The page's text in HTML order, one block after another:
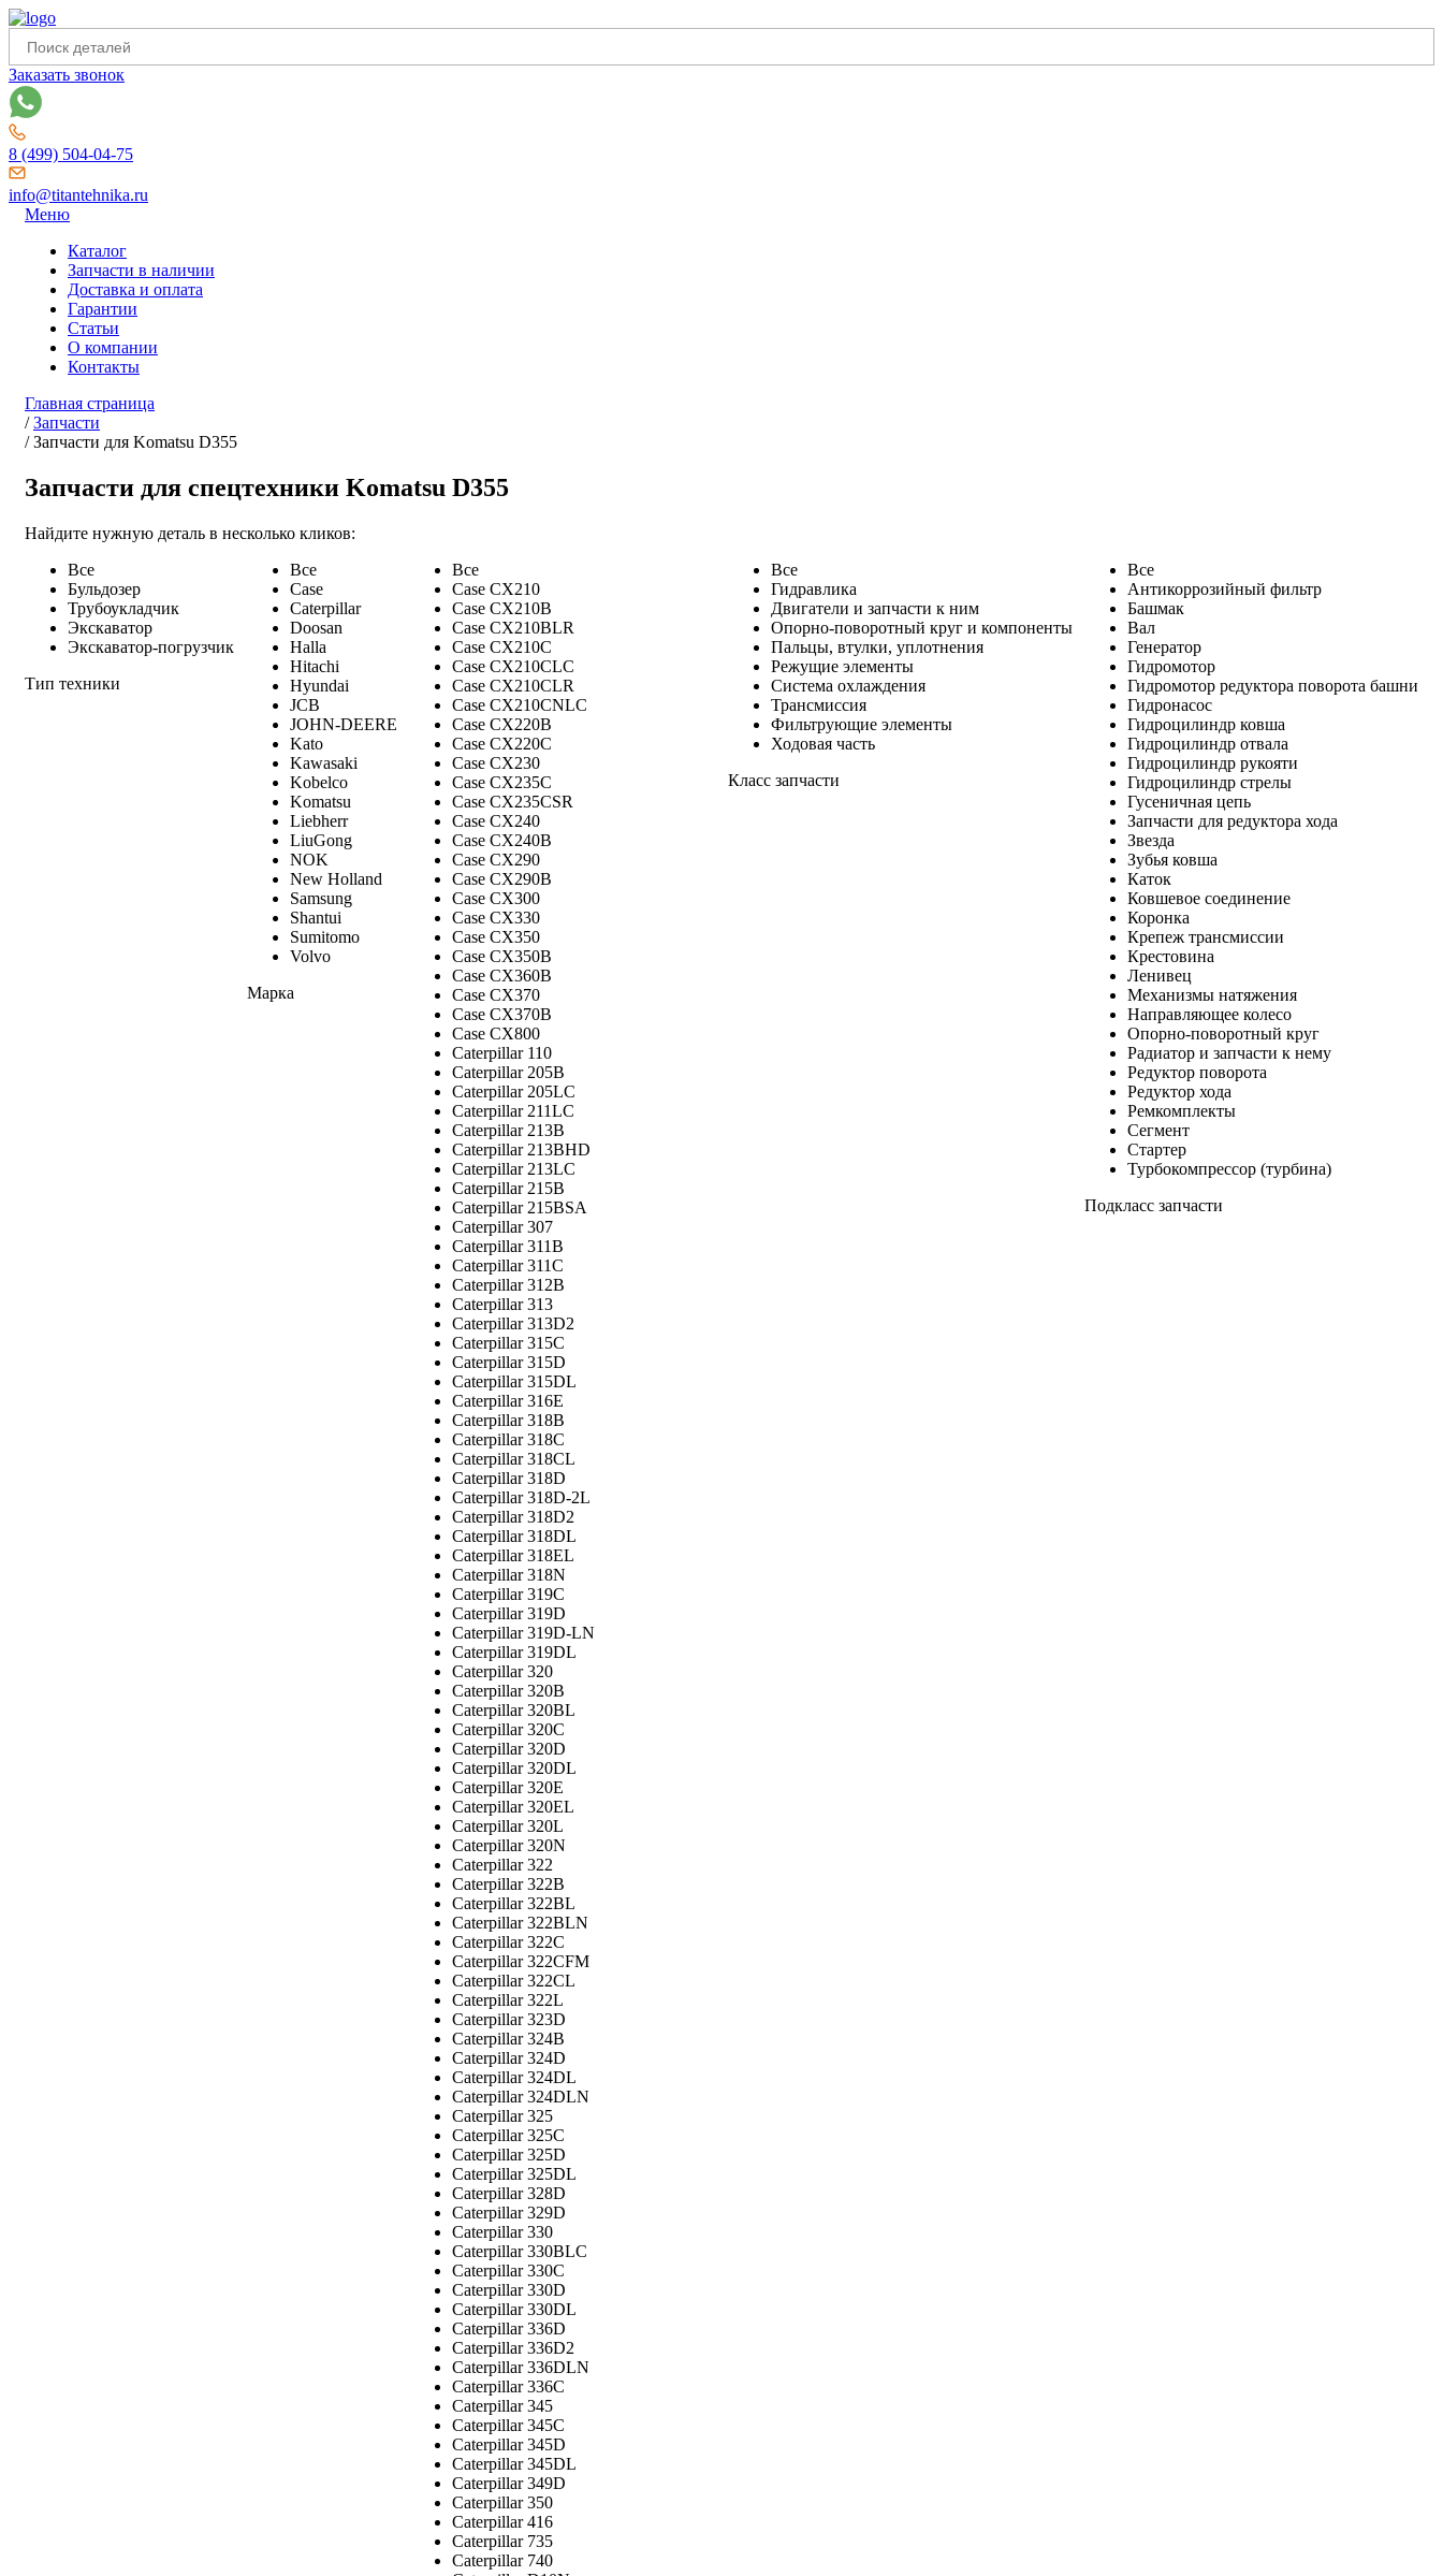
Заказать звонок
8 (499) 504-04-75
info@titantehnika.ru
Меню
Каталог
Запчасти в наличии
Доставка и оплата
Гарантии
Статьи
О компании
Контакты
Главная страница
/Запчасти
/Запчасти для Komatsu D355
Запчасти для спецтехники Komatsu D355
Найдите нужную деталь в несколько кликов:
Все
Бульдозер
Трубоукладчик
Экскаватор
Экскаватор-погрузчик
Тип техники
Все
Case
Caterpillar
Doosan
Halla
Hitachi
Hyundai
JCB
JOHN-DEERE
Kato
Kawasaki
Kobelco
Komatsu
Liebherr
LiuGong
NOK
New Holland
Samsung
Shantui
Sumitomo
Volvo
Марка
Все
Case CX210
Case CX210B
Case CX210BLR
Case CX210C
Case CX210CLC
Case CX210CLR
Case CX210CNLC
Case CX220B
Case CX220C
Case CX230
Case CX235C
Case CX235CSR
Case CX240
Case CX240B
Case CX290
Case CX290B
Case CX300
Case CX330
Case CX350
Case CX350B
Case CX360B
Case CX370
Case CX370B
Case CX800
Caterpillar 110
Caterpillar 205B
Caterpillar 205LC
Caterpillar 211LC
Caterpillar 213B
Caterpillar 213BHD
Caterpillar 213LC
Caterpillar 215B
Caterpillar 215BSA
Caterpillar 307
Caterpillar 311B
Caterpillar 311C
Caterpillar 312B
Caterpillar 313
Caterpillar 313D2
Caterpillar 315C
Caterpillar 315D
Caterpillar 315DL
Caterpillar 316E
Caterpillar 318B
Caterpillar 318C
Caterpillar 318CL
Caterpillar 318D
Caterpillar 318D-2L
Caterpillar 318D2
Caterpillar 318DL
Caterpillar 318EL
Caterpillar 318N
Caterpillar 319C
Caterpillar 319D
Caterpillar 319D-LN
Caterpillar 319DL
Caterpillar 320
Caterpillar 320B
Caterpillar 320BL
Caterpillar 320C
Caterpillar 320D
Caterpillar 320DL
Caterpillar 320E
Caterpillar 320EL
Caterpillar 320L
Caterpillar 320N
Caterpillar 322
Caterpillar 322B
Caterpillar 322BL
Caterpillar 322BLN
Caterpillar 322C
Caterpillar 322CFM
Caterpillar 322CL
Caterpillar 322L
Caterpillar 323D
Caterpillar 324B
Caterpillar 324D
Caterpillar 324DL
Caterpillar 324DLN
Caterpillar 325
Caterpillar 325C
Caterpillar 325D
Caterpillar 325DL
Caterpillar 328D
Caterpillar 329D
Caterpillar 330
Caterpillar 330BLC
Caterpillar 330C
Caterpillar 330D
Caterpillar 330DL
Caterpillar 336D
Caterpillar 336D2
Caterpillar 336DLN
Caterpillar 336С
Caterpillar 345
Caterpillar 345C
Caterpillar 345D
Caterpillar 345DL
Caterpillar 349D
Caterpillar 350
Caterpillar 416
Caterpillar 735
Caterpillar 740
Все
Гидравлика
Двигатели и запчасти к ним
Опорно-поворотный круг и компоненты
Пальцы, втулки, уплотнения
Режущие элементы
Система охлаждения
Трансмиссия
Фильтрующие элементы
Ходовая часть
Класс запчасти
Все
Антикоррозийный фильтр
Башмак
Вал
Генератор
Гидромотор
Гидромотор редуктора поворота башни
Гидронасос
Гидроцилиндр ковша
Гидроцилиндр отвала
Гидроцилиндр рукояти
Гидроцилиндр стрелы
Гусеничная цепь
Запчасти для редуктора хода
Звезда
Зубья ковша
Каток
Ковшевое соединение
Коронка
Крепеж трансмиссии
Крестовина
Ленивец
Механизмы натяжения
Направляющее колесо
Опорно-поворотный круг
Радиатор и запчасти к нему
Редуктор поворота
Редуктор хода
Ремкомплекты
Сегмент
Стартер
Турбокомпрессор (турбина)
Подкласс запчасти